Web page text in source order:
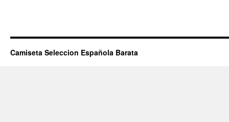
Camiseta Seleccion Española Barata